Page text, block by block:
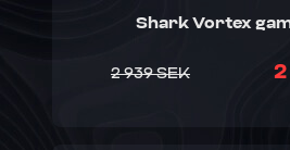
Shark Vortex
2
2 939 SEK